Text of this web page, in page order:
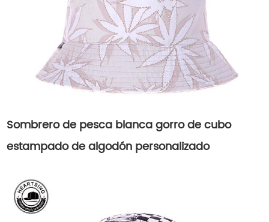
Sombrero de pesca blanca gorro de cubo
estampado de algodón personalizado